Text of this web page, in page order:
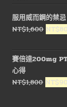
服用威而鋼的禁忌
NT$1,600 原
價
格：
NT$
賽倍達200mg
心得
NT$1,800 原
NT$